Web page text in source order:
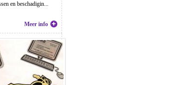
en beschadigin...
Meer info